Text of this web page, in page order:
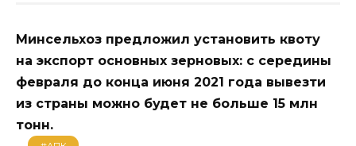
Минсельхоз предложил установить квоту
на экспорт основных зерновых: с середины
февраля до конца июня 2021 года вывезти
из страны можно будет не больше 15 млн
тонн.